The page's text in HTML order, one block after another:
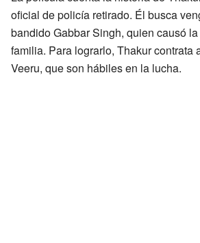
oficial de policía retirado. Él busca
bandido Gabbar Singh, quien causó
familia. Para lograrlo, Thakur contrata
Veeru, que son hábiles en la lucha.